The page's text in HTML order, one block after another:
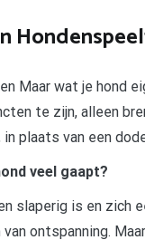
Maar wat je hond
te zijn, alleen
plaats van een
veel gaapt?
slaperig is en
ontspanning.